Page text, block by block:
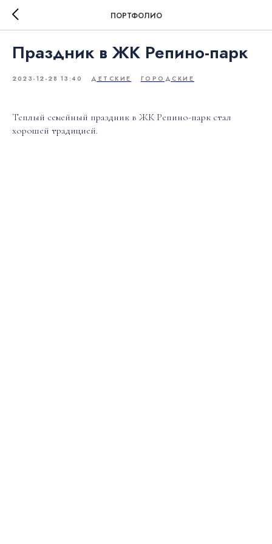
ПОРТФОЛИО
Праздник в ЖК Репино-парк
2023-12-28 13:40 ДЕТСКИЕ ГОРОДСКИЕ
Теплый семейный праздник в ЖК Репино-парк стал
хорошей традицией.